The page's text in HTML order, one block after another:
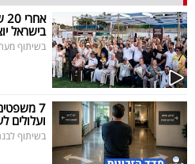
בישראל
בשיתוף
7
ועלולים
בשיתוף